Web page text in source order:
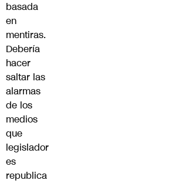
basada
en
mentiras.
Debería
hacer
saltar las
alarmas
de los
medios
que
legislador
es
republica